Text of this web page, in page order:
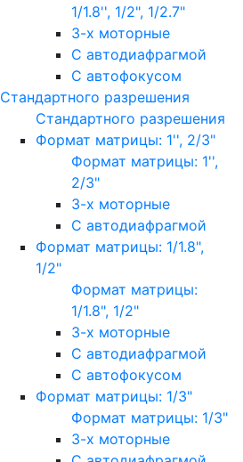
1/1.8'', 1/2", 1/2.7"
3-х моторные
С автодиафрагмой
С автофокусом
Стандартного разрешения
Стандартного разрешения
Формат матрицы: 1'', 2/3"
Формат матрицы: 1'',
2/3"
3-х моторные
С автодиафрагмой
Формат матрицы: 1/1.8",
1/2"
Формат матрицы:
1/1.8", 1/2"
3-х моторные
С автодиафрагмой
С автофокусом
Формат матрицы: 1/3"
Формат матрицы: 1/3"
3-х моторные